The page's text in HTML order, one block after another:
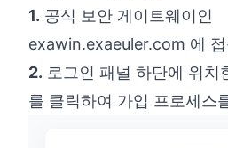
1. 공식 보안 게이트웨이인
exawin.exaeuler.com 에
2. 로그인 패널 하단에 위치
를 클릭하여 가입 프로세스